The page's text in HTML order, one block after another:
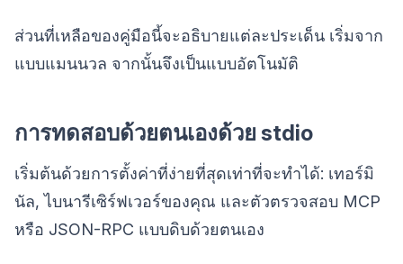
ส่วนที่เหลือของคู่มือนี้จะอธิบายแต่ละประเด็น เริ่มจาก
แบบแมนนวล จากนั้นจึงเป็นแบบอัตโนมัติ
การทดสอบด้วยตนเองด้วย stdio
เริ่มต้นด้วยการตั้งค่าที่ง่ายที่สุดเท่าที่จะทำได้: เทอร์มิ
นัล, ไบนารีเซิร์ฟเวอร์ของคุณ และตัวตรวจสอบ MCP
หรือ JSON-RPC แบบดิบด้วยตนเอง